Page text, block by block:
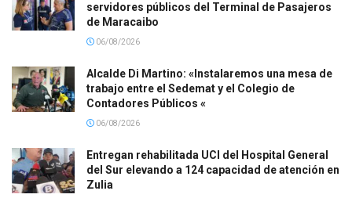
servidores públicos del Terminal de Pasajeros
de Maracaibo
06/08/2026
Alcalde Di Martino: «Instalaremos una mesa de
trabajo entre el Sedemat y el Colegio de
Contadores Públicos «
06/08/2026
Entregan rehabilitada UCI del Hospital General
del Sur elevando a 124 capacidad de atención en
Zulia